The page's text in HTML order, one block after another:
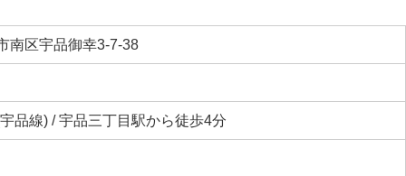
南区宇品御幸3-7-38
品線) / 宇品三丁目駅から徒歩4分